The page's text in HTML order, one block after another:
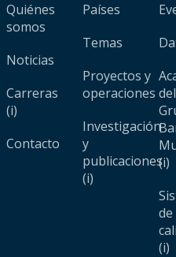
Quiénes
somos
Noticias
Carreras
(i)
Contacto
Países
Temas
Proyectos y
operaciones
Investigación
y
publicaciones
(i)
del
(i)
de
(i)